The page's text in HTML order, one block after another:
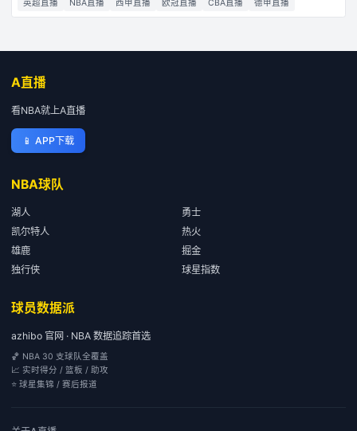
英超直播 NBA直播 西甲直播 欧冠直播 CBA直播 德甲直播
A直播
看NBA就上A直播
📱 APP下载
NBA球队
湖人
勇士
凯尔特人
热火
雄鹿
掘金
独行侠
球星指数
球员数据派
azhibo 官网 · NBA 数据追踪首选
🏀 NBA 30 支球队全覆盖
📈 实时得分 / 篮板 / 助攻
⭐ 球星集锦 / 赛后报道